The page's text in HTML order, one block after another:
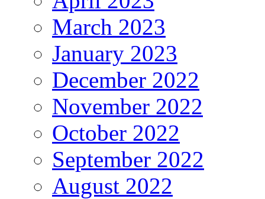
March 2023
January 2023
December 2022
November 2022
October 2022
September 2022
August 2022